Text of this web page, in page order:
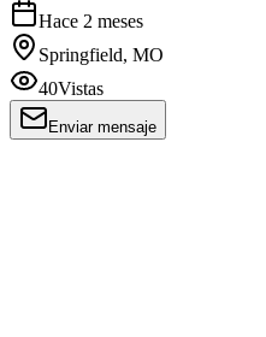
Hace 2 meses
Springfield, MO
40Vistas
Enviar mensaje